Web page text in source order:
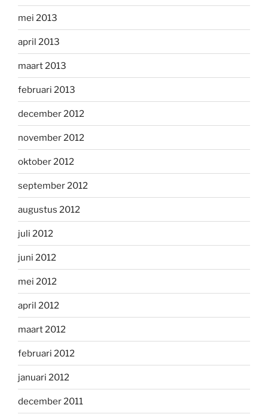
mei 2013
april 2013
maart 2013
februari 2013
december 2012
november 2012
oktober 2012
september 2012
augustus 2012
juli 2012
juni 2012
mei 2012
april 2012
maart 2012
februari 2012
januari 2012
december 2011